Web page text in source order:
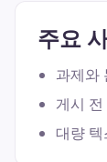
주요
과제와
게시
대량